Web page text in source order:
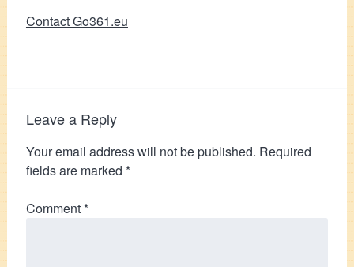
Contact Go361.eu
Leave a Reply
Your email address will not be published. Required
fields are marked *
Comment*